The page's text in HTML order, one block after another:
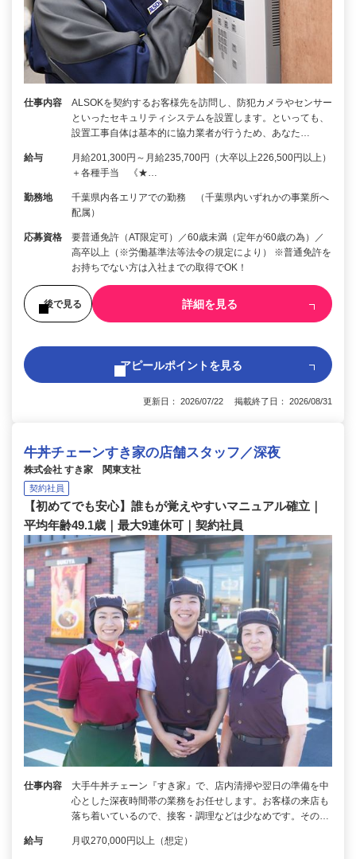
仕事内容
ALSOKを契約するお客様先を訪問し、防犯カメラやセンサー
といったセキュリティシステムを設置します。といっても、
設置工事自体は基本的に協力業者が行うため、あなた…
給与
月給201,300円～月給235,700円（大卒以上226,500円以上）
＋各種手当 《★…
勤務地
千葉県内各エリアでの勤務 （千葉県内いずれかの事業所へ
配属）
応募資格
要普通免許（AT限定可）／60歳未満（定年が60歳の為）／
高卒以上（※労働基準法等法令の規定により） ※普通免許を
お持ちでない方は入社までの取得でOK！
後で見る 詳細を見る
アピールポイントを見る
更新日： 2026/07/22 掲載終了日： 2026/08/31
牛丼チェーンすき家の店舗スタッフ／深夜
株式会社 すき家 関東支社
契約社員
【初めてでも安心】誰もが覚えやすいマニュアル確立｜
平均年齢49.1歳｜最大9連休可｜契約社員
仕事内容
大手牛丼チェーン『すき家』で、店内清掃や翌日の準備を中
心とした深夜時間帯の業務をお任せします。お客様の来店も
落ち着いているので、接客・調理などは少なめです。その…
給与 月収270,000円以上（想定）